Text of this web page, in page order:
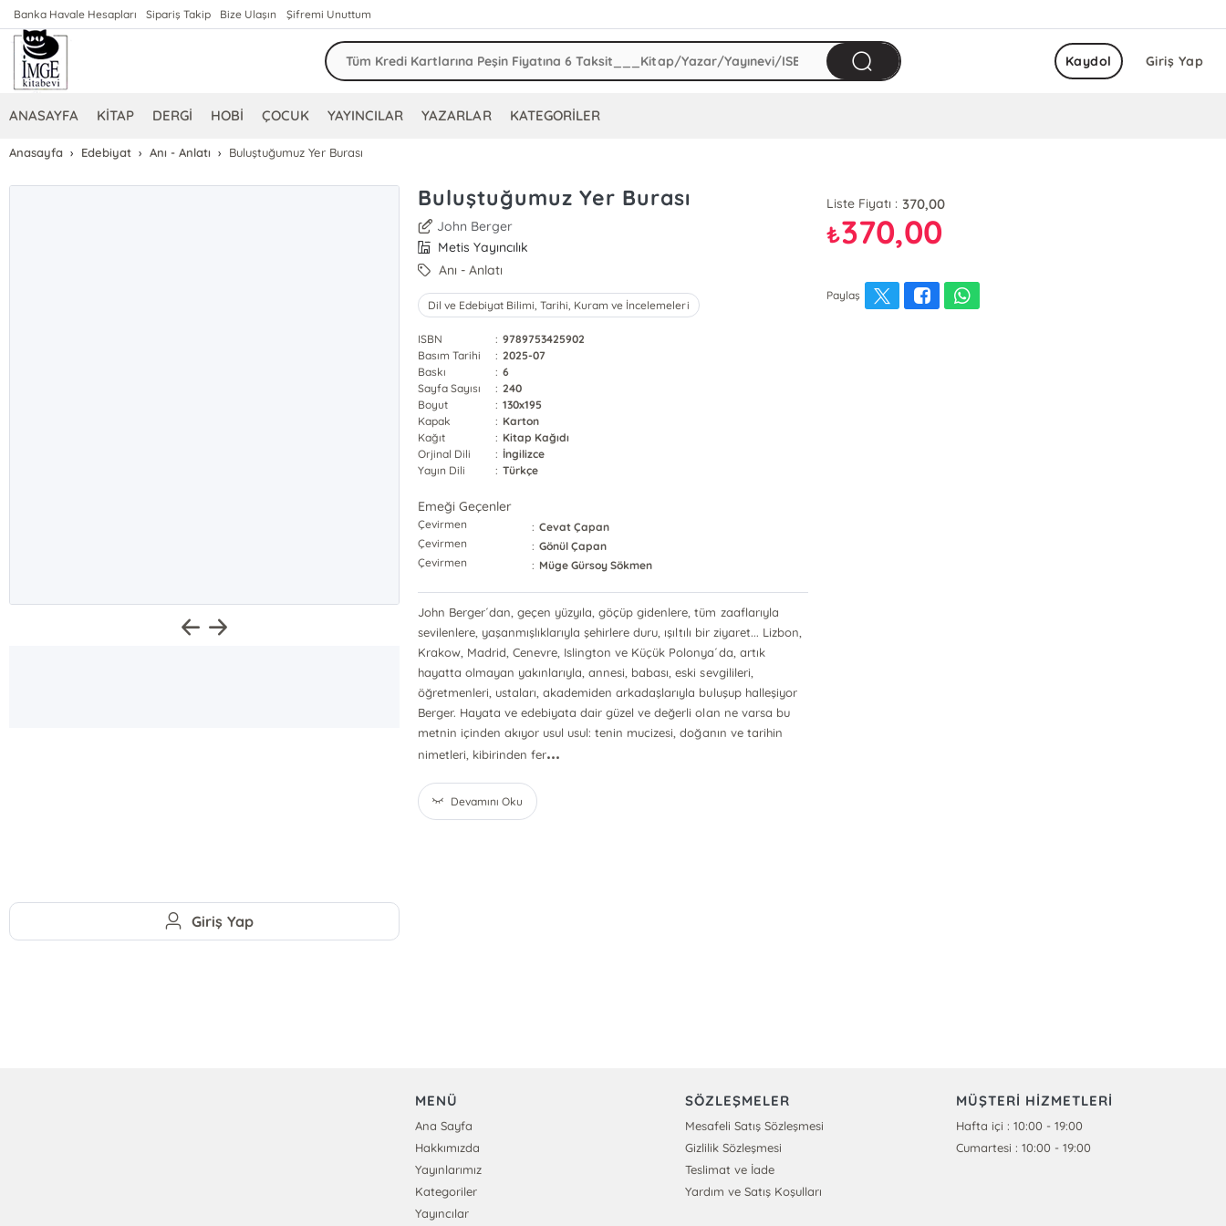
Banka Havale Hesapları Sipariş Takip Bize Ulaşın Şifremi Unuttum
Giriş Yap
Kaydol
ANASAYFA KİTAP DERGİ HOBİ ÇOCUK YAYINCILAR YAZARLAR KATEGORİLER
Anasayfa Edebiyat Anı - Anlatı Buluştuğumuz Yer Burası
Buluştuğumuz Yer Burası
John Berger
Metis Yayıncılık
Anı - Anlatı
Dil ve Edebiyat Bilimi, Tarihi, Kuram ve İncelemeleri
ISBN : 9789753425902
Basım Tarihi
: 2025-07
Baskı
: 6
Sayfa Sayısı
: 240
Boyut
: 130x195
Kapak
: Karton
Kağıt
: Kitap Kağıdı
Orjinal Dili
: İngilizce
Yayın Dili
: Türkçe
Emeği Geçenler
Çevirmen : Cevat Çapan
Çevirmen
: Gönül Çapan
Çevirmen
: Müge Gürsoy Sökmen
John Berger´dan, geçen yüzyıla, göçüp gidenlere, tüm zaaflarıyla
sevilenlere, yaşanmışlıklarıyla şehirlere duru, ışıltılı bir ziyaret... Lizbon,
Krakow, Madrid, Cenevre, Islington ve Küçük Polonya´da, artık
hayatta olmayan yakınlarıyla, annesi, babası, eski sevgilileri,
öğretmenleri, ustaları, akademiden arkadaşlarıyla buluşup halleşiyor
Berger. Hayata ve edebiyata dair güzel ve değerli olan ne varsa bu
metnin içinden akıyor usul usul: tenin mucizesi, doğanın ve tarihin
nimetleri, kibirinden fer...
Devamını Oku
Liste Fiyatı : 370,00
₺370,00
Paylaş
Giriş Yap
MENÜ
Ana Sayfa
Hakkımızda
Yayınlarımız
Kategoriler
Yayıncılar
SÖZLEŞMELER
Mesafeli Satış Sözleşmesi
Gizlilik Sözleşmesi
Teslimat ve İade
Yardım ve Satış Koşulları
MÜŞTERİ HİZMETLERİ
Hafta içi : 10:00 - 19:00
Cumartesi : 10:00 - 19:00